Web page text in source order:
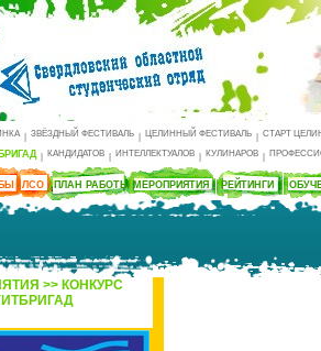
ЗВЁЗДНЫЙ ФЕСТИВАЛЬ ЦЕЛИННЫЙ ФЕСТИВАЛЬ СТАРТ
КАНДИДАТОВ ИНТЕЛЛЕКТУАЛОВ КУЛИНАРОВ
ЛСО ПЛАН РАБОТЫ МЕРОПРИЯТИЯ РЕЙТИНГИ
>> КОНКУРС